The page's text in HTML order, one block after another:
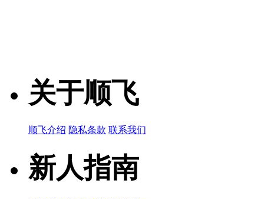
关于顺飞
顺飞介绍 隐私条款 联系我们
新人指南